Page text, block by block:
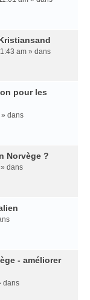
am » dans
pour les
» dans
Norvège ?
dans
- améliorer
dans